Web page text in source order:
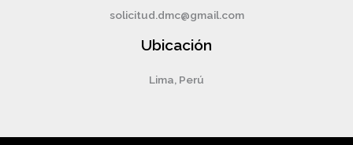
solicitud.dmc@gmail.com
Ubicación
Lima, Perú